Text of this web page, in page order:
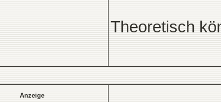
Theoretisch
Anzeige